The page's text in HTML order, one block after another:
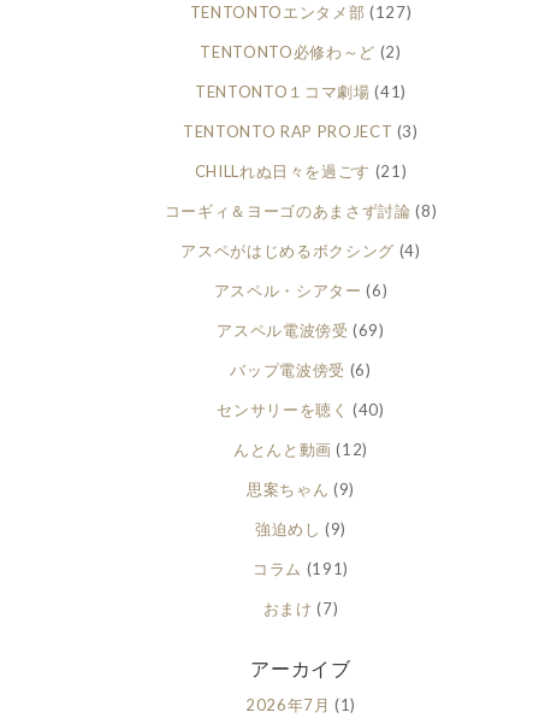
TENTONTOエンタメ部 (127)
TENTONTO必修わ～ど (2)
TENTONTO１コマ劇場 (41)
TENTONTO RAP PROJECT (3)
CHILLれぬ日々を過ごす (21)
コーギィ＆ヨーゴのあまさず討論 (8)
アスペがはじめるボクシング (4)
アスペル・シアター (6)
アスペル電波傍受 (69)
バップ電波傍受 (6)
センサリーを聴く (40)
んとんと動画 (12)
思案ちゃん (9)
強迫めし (9)
コラム (191)
おまけ (7)
アーカイブ
2026年7月 (1)